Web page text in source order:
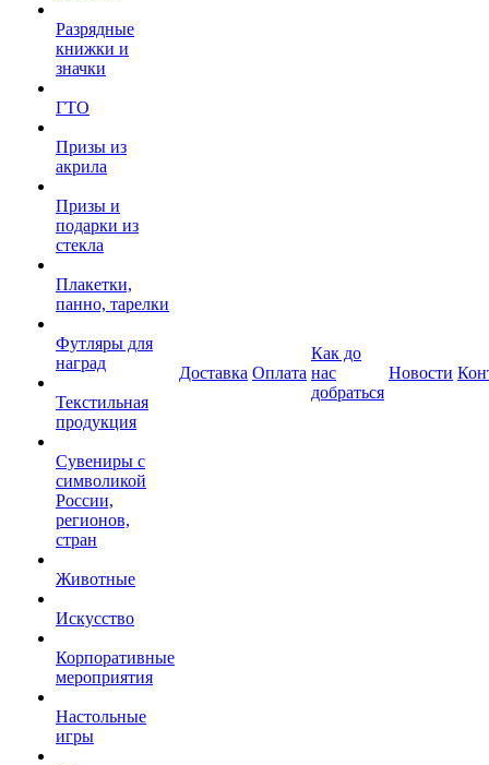
Разрядные
книжки и
значки
ГТО
Призы из
акрила
Призы и
подарки из
стекла
Плакетки,
панно, тарелки
Футляры для
наград
Текстильная
продукция
Сувениры с
символикой
России,
регионов,
стран
Животные
Искусство
Корпоративные
мероприятия
Настольные
игры
Доставка Оплата
Как до
нас
добраться
Новости